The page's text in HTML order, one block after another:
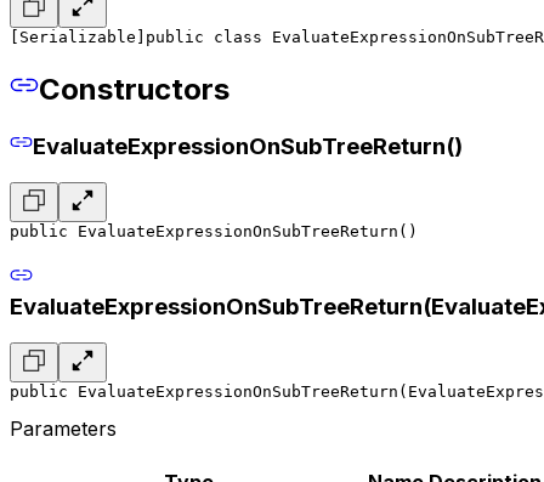
[Serializable] public class
Constructors
EvaluateExpressionOnSubTreeReturn()
public EvaluateExpressionOnSubTreeReturn()
public
Parameters